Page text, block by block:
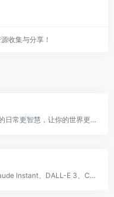
收集与分享！
达芬奇——你的AI创作大师，让你的日常更智慧，让你的世界更精彩！
免费使用ChatGPT 、Gemini、Claude Instant、DALL-E 3、Claude 2、Google Palm 2等AI模型